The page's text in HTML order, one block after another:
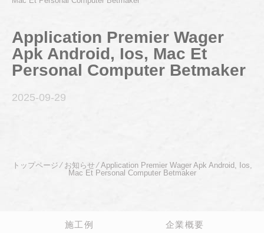
Application Premier Wager
Apk Android, Ios, Mac Et
Personal Computer Betmaker
2025-09-29
トップページ ⁄ お知らせ⁄Application Premier Wager Apk Android, Ios,
Mac Et Personal Computer Betmaker
施工例 企業概要